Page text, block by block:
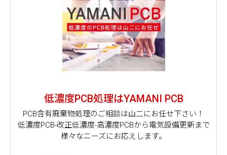
低濃度PCB処理はYAMANI PCB
PCB含有廃棄物処理のご相談は山二にお任せ下さい！
低濃度PCB-改正低濃度-高濃度PCBから電気設備更新まで
様々なニーズにお応えします。